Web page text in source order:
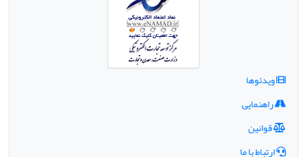
ویدئوها
راهنمایی
قوانین
ارتباط با ما